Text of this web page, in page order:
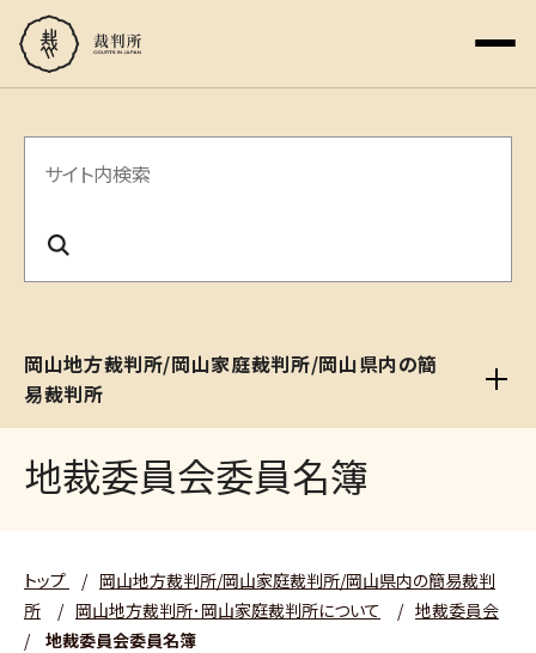
サ
内
索
岡山地方裁判所/岡山家庭裁判所/岡山県内の簡
易裁判所
地裁委員会委員名簿
トップ / 岡山地方裁判所/岡山家庭裁判所/岡山県内の簡易裁判
所
/ 岡山地方裁判所･岡山家庭裁判所について / 地裁委員会
/
地裁委員会委員名簿